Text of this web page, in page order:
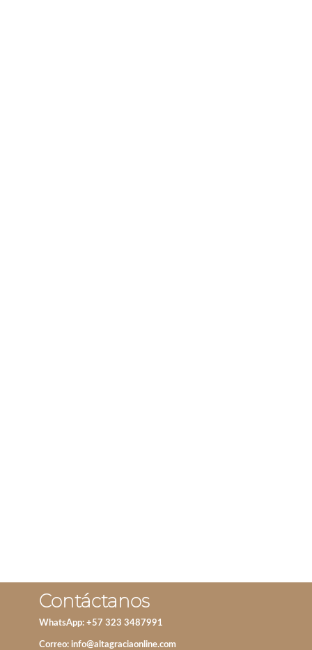
Contáctanos
WhatsApp: +57 323 3487991
Correo: info@altagraciaonline.com